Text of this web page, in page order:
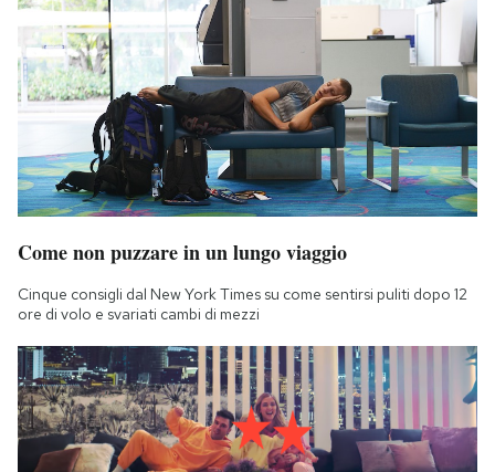
Come non puzzare in un lungo viaggio
Cinque consigli dal New York Times su come sentirsi puliti dopo 12
ore di volo e svariati cambi di mezzi